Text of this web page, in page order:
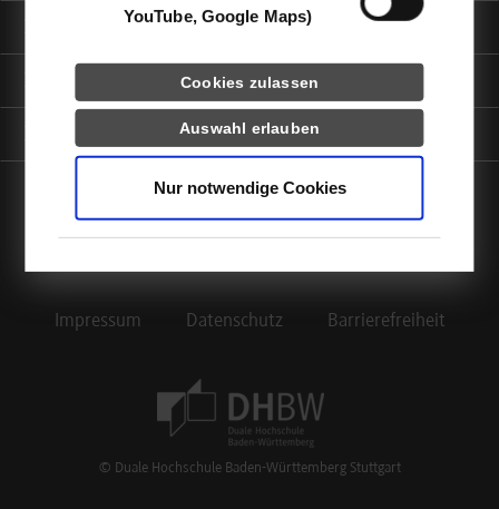
YouTube, Google Maps)
Cookies zulassen
Auswahl erlauben
Nur notwendige Cookies
Informationen für
Impressum Datenschutz Barrierefreiheit
© Duale Hochschule Baden-Württemberg Stuttgart